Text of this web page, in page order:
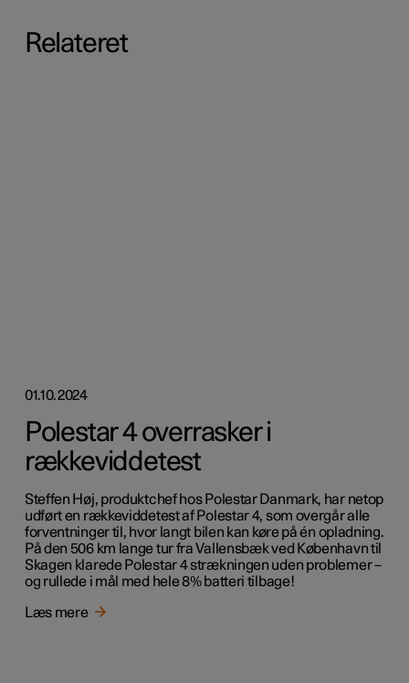
Relateret
01.10.2024
Polestar 4 overrasker i
rækkeviddetest
Steffen Høj, produktchef hos Polestar Danmark, har netop
udført en rækkeviddetest af Polestar 4, som overgår alle
forventninger til, hvor langt bilen kan køre på én opladning.
På den 506 km lange tur fra Vallensbæk ved København til
Skagen klarede Polestar 4 strækningen uden problemer –
og rullede i mål med hele 8% batteri tilbage!
Læs mere